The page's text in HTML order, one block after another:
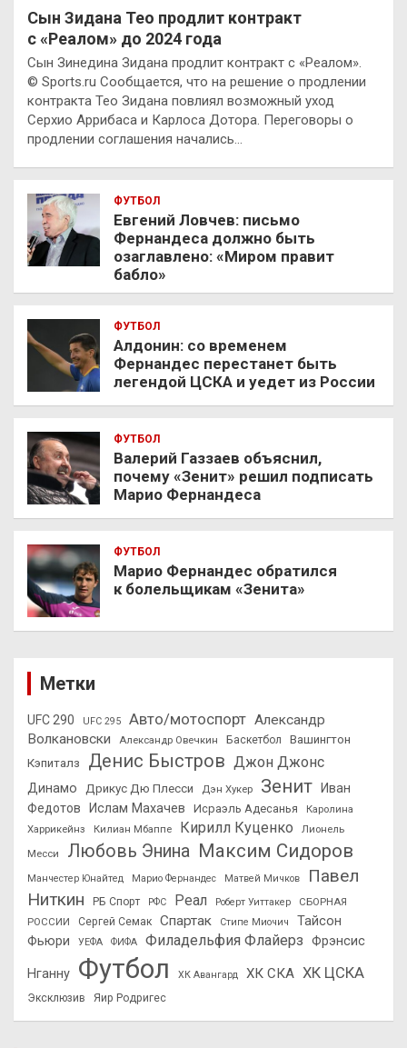
Сын Зидана Тео продлит контракт
с «Реалом» до 2024 года
Сын Зинедина Зидана продлит контракт с «Реалом».
© Sports.ru Сообщается, что на решение о продлении
контракта Тео Зидана повлиял возможный уход
Серхио Аррибаса и Карлоса Дотора. Переговоры о
продлении соглашения начались…
ФУТБОЛ
Евгений Ловчев: письмо
Фернандеса должно быть
озаглавлено: «Миром правит
бабло»
ФУТБОЛ
Алдонин: со временем
Фернандес перестанет быть
легендой ЦСКА и уедет из России
ФУТБОЛ
Валерий Газзаев объяснил,
почему «Зенит» решил подписать
Марио Фернандеса
ФУТБОЛ
Марио Фернандес обратился
к болельщикам «Зенита»
Метки
UFC 290 UFC 295 Авто/мотоспорт Александр
Волкановски
Александр Овечкин Баскетбол
Вашингтон
Кэпиталз
Денис Быстров Джон Джонс
Динамо Дрикус Дю Плесси Дэн Хукер Зенит
Иван
Федотов
Ислам Махачев Исраэль Адесанья
Каролина
Харрикейнз
Килиан Мбаппе Кирилл Куценко
Лионель
Месси
Любовь Энина Максим Сидоров
Манчестер Юнайтед Марио Фернандес Матвей Мичков
Павел
Ниткин
РБ Спорт РФС Реал Роберт Уиттакер
СБОРНАЯ
РОССИИ
Сергей Семак Спартак Стипе Миочич
Тайсон
Фьюри
УЕФА ФИФА Филадельфия Флайерз Фрэнсис
Нганну Футбол ХК Авангард ХК СКА ХК ЦСКА
Эксклюзив Яир Родригес